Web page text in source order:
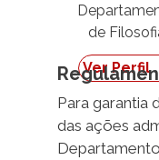
de
Ver Perfil
Para garantia
das ações